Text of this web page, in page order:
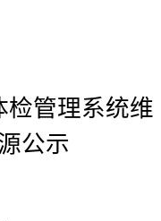
检管理系统维
公示